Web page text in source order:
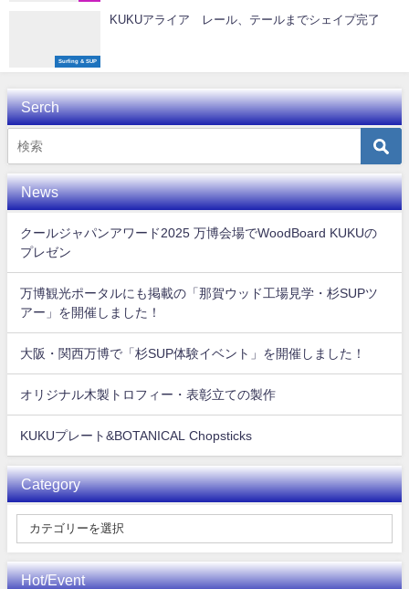
Surfing & SUP
KUKUアライア レール、テールまでシェイプ完了
Serch
News
クールジャパンアワード2025 万博会場でWoodBoard KUKUの
プレゼン
万博観光ポータルにも掲載の「那賀ウッド工場見学・杉SUPツ
アー」を開催しました！
大阪・関西万博で「杉SUP体験イベント」を開催しました！
オリジナル木製トロフィー・表彰立ての製作
KUKUプレート&BOTANICAL Chopsticks
Category
Hot/Event